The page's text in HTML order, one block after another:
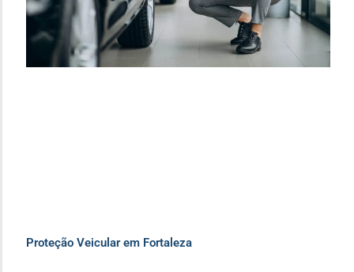
Proteção Veicular em Fortaleza